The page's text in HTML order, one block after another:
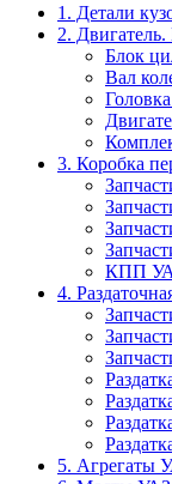
1. Детали
2.
Блок
Вал
3. Коробка
КПП
4.
5. Агрегаты